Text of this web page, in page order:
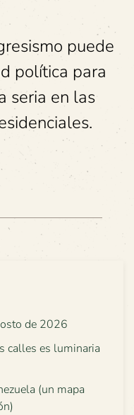
puede
política para
seria en las
de 2026
calles es luminaria
(un mapa